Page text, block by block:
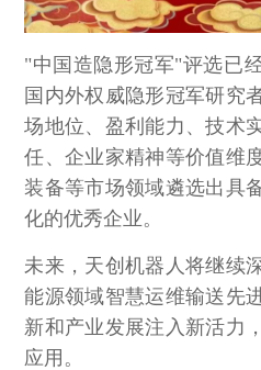
"中国造隐形冠军"评选已
国内外权威隐形冠军研究
场地位、盈利能力、技术
任、企业家精神等价值维
装备等市场领域遴选出具
化的优秀企业。
未来，天创机器人将继续
能源领域智慧运维输送先
新和产业发展注入新活力
应用。